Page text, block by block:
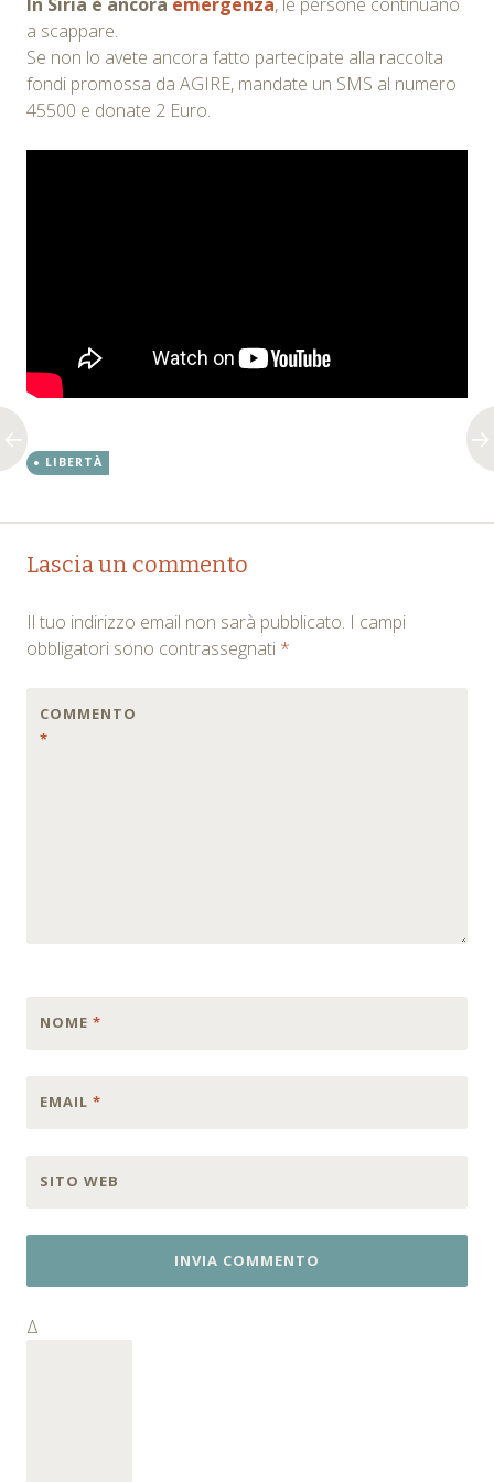
a scappare.
Se non lo avete ancora fatto partecipate alla raccolta
fondi promossa da AGIRE, mandate un SMS al numero
45500 e donate 2 Euro.
LIBERTÀ
Post
Lascia un commento
Il tuo indirizzo email non sarà pubblicato. I campi
obbligatori sono contrassegnati *
COMMENTO
*
NOME *
EMAIL *
SITO WEB
Δ